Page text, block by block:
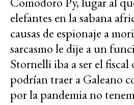
elefantes en la sabana
causas de espionaje a
sarcasmo le dije a un
Stornelli iba a ser el fiscal
podrían traer a Galeano
por la pandemia no